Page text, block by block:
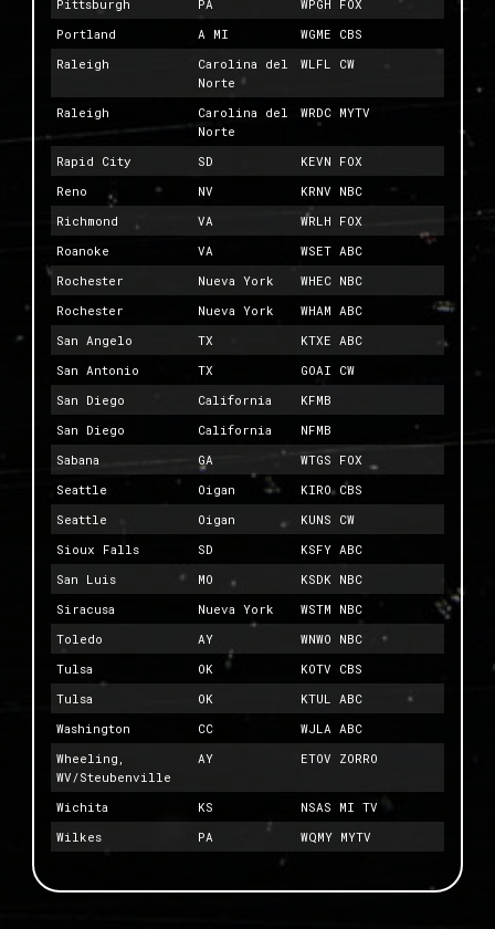
Pittsburgh PA
WPGH FOX
Portland
A MI
WGME CBS
Raleigh
Carolina del
Norte
WLFL CW
Raleigh
Carolina del
Norte
WRDC MYTV
Rapid City SD
KEVN FOX
Reno
NV
KRNV NBC
Richmond
VA
WRLH FOX
Roanoke
VA
WSET ABC
Rochester
Nueva York
WHEC NBC
Rochester
Nueva York
WHAM ABC
San Angelo
TX
KTXE ABC
San Antonio
TX
GOAI CW
San Diego
California
KFMB
San Diego
California
NFMB
Sabana
GA
WTGS FOX
Seattle
Oigan
KIRO CBS
Seattle
Oigan
KUNS CW
Sioux Falls
SD
KSFY ABC
San Luis
MO
KSDK NBC
Siracusa
Nueva York
WSTM NBC
Toledo
AY
WNWO NBC
Tulsa
OK
KOTV CBS
Tulsa
OK
KTUL ABC
Washington
CC
WJLA ABC
Wheeling,
WV/Steubenville
AY ETOV ZORRO
Wichita KS
NSAS MI TV
Wilkes
PA WQMY MYTV